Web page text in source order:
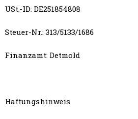
USt.-ID: DE251854808
Steuer-Nr.: 313/5133/1686
Finanzamt: Detmold
Haftungshinweis